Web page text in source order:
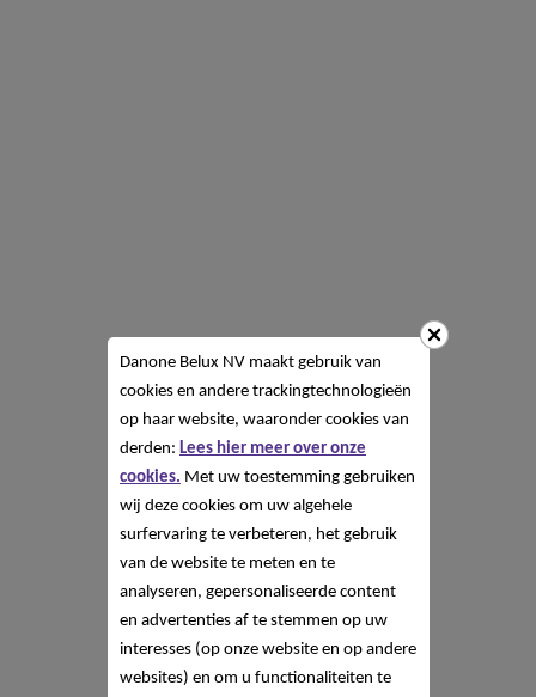
Danone Belux NV maakt gebruik van
cookies en andere trackingtechnologieën
op haar website, waaronder cookies van
derden: Lees hier meer over onze
cookies. Met uw toestemming gebruiken
wij deze cookies om uw algehele
surfervaring te verbeteren, het gebruik
van de website te meten en te
analyseren, gepersonaliseerde content
en advertenties af te stemmen op uw
interesses (op onze website en op andere
websites) en om u functionaliteiten te